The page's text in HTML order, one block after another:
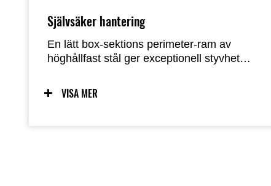
Självsäker hantering
En lätt box-sektions perimeter-ram av
höghållfast stål ger exceptionell styvhet
för föraren att greppa cykeln och ger
smidigare rörelser. Tillsammans levererar
VISA MER